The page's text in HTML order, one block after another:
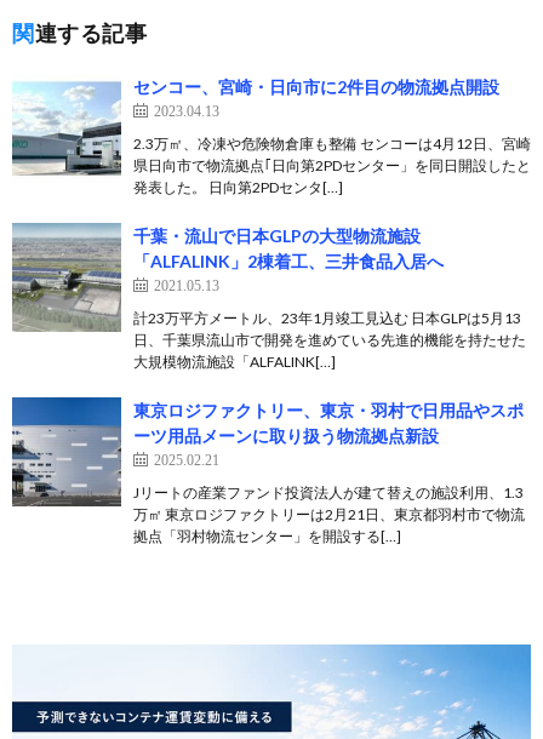
関連する記事
センコー、宮崎・日向市に2件目の物流拠点開設
2023.04.13
2.3万㎡、冷凍や危険物倉庫も整備 センコーは4月12日、宮崎
県日向市で物流拠点｢日向第2PDセンター」を同日開設したと
発表した。 日向第2PDセンタ[…]
千葉・流山で日本GLPの大型物流施設
「ALFALINK」2棟着工、三井食品入居へ
2021.05.13
計23万平方メートル、23年1月竣工見込む 日本GLPは5月13
日、千葉県流山市で開発を進めている先進的機能を持たせた
大規模物流施設「ALFALINK[…]
東京ロジファクトリー、東京・羽村で日用品やスポ
ーツ用品メーンに取り扱う物流拠点新設
2025.02.21
Jリートの産業ファンド投資法人が建て替えの施設利用、1.3
万㎡ 東京ロジファクトリーは2月21日、東京都羽村市で物流
拠点「羽村物流センター」を開設する[…]